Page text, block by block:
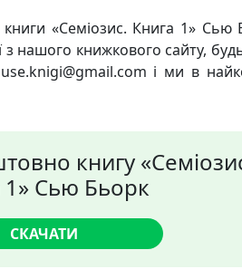
«Семіозис. Книга 1» Сью
нашого книжкового сайту,
і ми в
книгу
1» Сью Бьорк
СКАЧАТИ